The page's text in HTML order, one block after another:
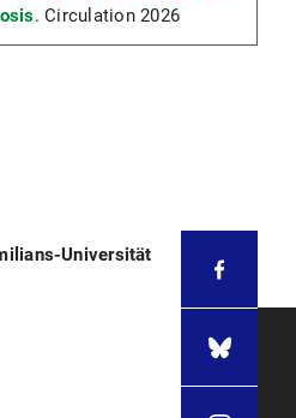
. Circulation 2026
Universität